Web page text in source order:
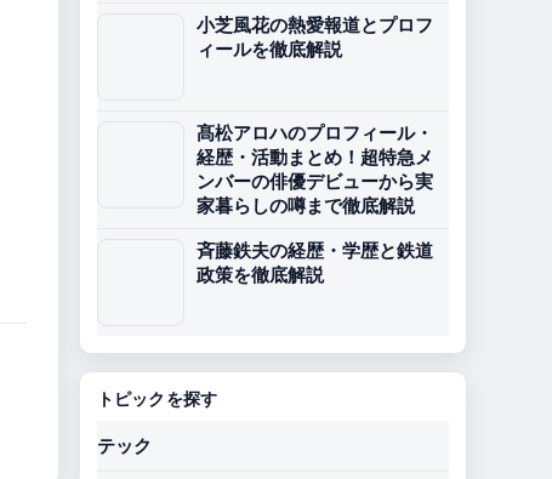
小芝風花の熱愛報道とプロフ
ィールを徹底解説
髙松アロハのプロフィール・
経歴・活動まとめ！超特急メ
ンバーの俳優デビューから実
家暮らしの噂まで徹底解説
斉藤鉄夫の経歴・学歴と鉄道
政策を徹底解説
トピックを探す
テック